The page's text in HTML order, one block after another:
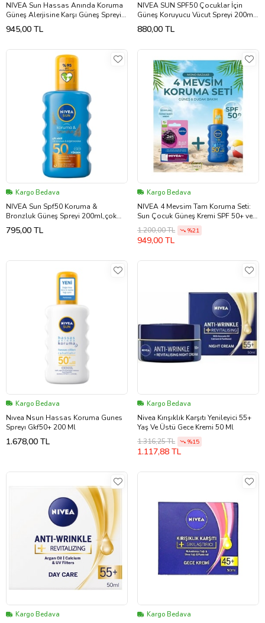
NIVEA Sun Hassas Anında Koruma
Güneş Alerjisine Karşı Güneş Spreyi
50 Gkf 200 ml
945,00 TL
NIVEA SUN SPF50 Çocuklar İçin
Güneş Koruyucu Vücut Spreyi 200ml,
Anında UVA Koruması, 5i 1Arada
Bakım, Nem
880,00 TL
Kargo Bedava
NIVEA Sun Spf50 Koruma &
Bronzluk Güneş Spreyi 200ml,çok
Yüksek Güneş Koruması & Doğal
Bronzlaştırıcı
795,00 TL
Kargo Bedava
NIVEA 4 Mevsim Tam Koruma Seti:
Sun Çocuk Güneş Kremi SPF 50+ ve
Dudak Kremi
1.200,00 TL %21
949,00 TL
Kargo Bedava
Nıvea Nsun Hassas Koruma Gunes
Spreyı Gkf50+ 200 Ml
1.678,00 TL
Kargo Bedava
Nivea Kırışıklık Karşıtı Yenileyici 55+
Yaş Ve Üstü Gece Kremi 50 Ml
1.316,25 TL
%15
1.117,88 TL
Kargo Bedava Kargo Bedava